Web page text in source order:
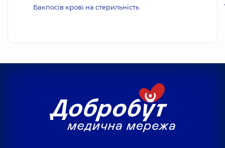
Бакпосів крові на стерильність